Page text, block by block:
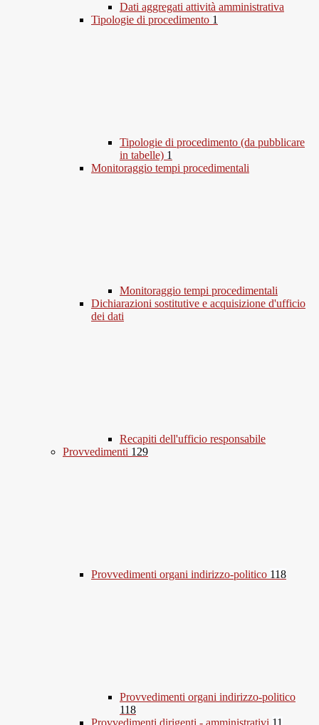
Dati aggregati attività amministrativa
Tipologie di procedimento 1
Tipologie di procedimento (da pubblicare
in tabelle) 1
Monitoraggio tempi procedimentali
Monitoraggio tempi procedimentali
Dichiarazioni sostitutive e acquisizione d'ufficio
dei dati
Recapiti dell'ufficio responsabile
Provvedimenti 129
Provvedimenti organi indirizzo-politico 118
Provvedimenti organi indirizzo-politico
118